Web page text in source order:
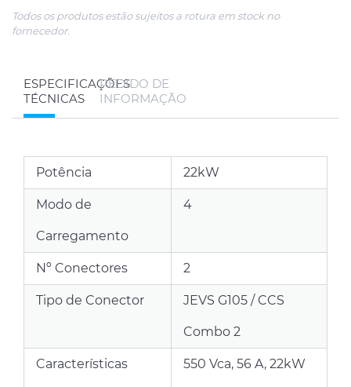
Todos os produtos estão sujeitos a rotura em stock no
fornecedor.
ESPECIFICAÇÕES
TÉCNICAS
PEDIDO DE
INFORMAÇÃO
Potência 22kW
Modo de
Carregamento
4
Nº Conectores 2
Tipo de Conector JEVS G105 / CCS
Combo 2
Características 550 Vca, 56 A, 22kW